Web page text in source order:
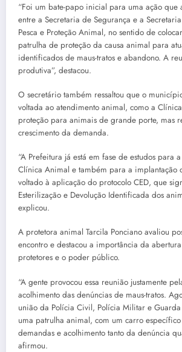
“Foi um bate-papo inicial para uma ação que
entre a Secretaria de Segurança e a
Pesca e Proteção Animal, no sentido de
patrulha de proteção da causa animal para
identificados de maus-tratos e abandono. A
produtiva”, destacou.
O secretário também ressaltou que o
voltada ao atendimento animal, como a
proteção para animais de grande porte, mas
crescimento da demanda.
“A Prefeitura já está em fase de estudos para
Clínica Animal e também para a implantação
voltado à aplicação do protocolo CED, que
Esterilização e Devolução Identificada dos
explicou.
A protetora animal Tarcila Ponciano avaliou
encontro e destacou a importância da
protetores e o poder público.
“A gente provocou essa reunião justamente
acolhimento das denúncias de maus-tratos.
união da Polícia Civil, Polícia Militar e
uma patrulha animal, com um carro específico
demandas e acolhimento tanto da denúncia
afirmou.